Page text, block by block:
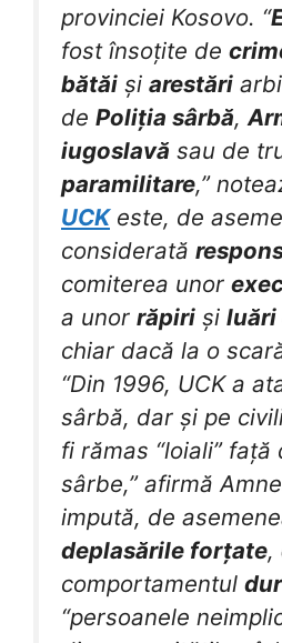
provinciei Kosovo. “
fost însoțite de
bătăi și arestări
de Poliția sârbă,
iugoslavă sau de
paramilitare,”
UCKeste, de
considerată
comiterea unor
a unor răpiri și luări
chiar dacă la o
“Din 1996, UCK a
sârbă, dar și pe
fi rămas “loiali”
sârbe,” afirmă
impută, de
deplasările forțate,
comportamentul dur
“persoanele